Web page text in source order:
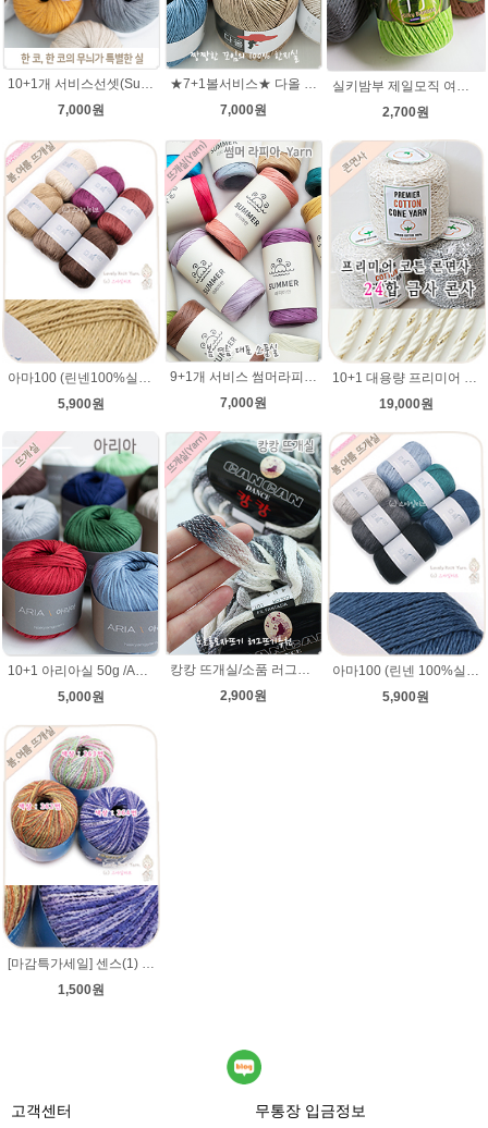
10+1개 서비스선셋(Sunset) 코튼실 Cotton 92% 가방 소품 뜨개실 코바늘실 사계절 모자뜨개실
7,000원
★7+1볼서비스★ 다올 한지실/100% 여름뜨개실/가방실/종이실/매트 바구니 코바늘뜨기
7,000원
2,700원
아마100 (린넨100%실)여름 뜨개실 털실 (뜨게질실) 코바늘 린넨사 가방 미산가 팔찌 햄프끈
5,900원
9+1개 서비스 썸머라피아 50g , 라탄 라피아 모자 가방뜨개실
7,000원
10+1 대용량 프리미어 코튼 대용량 콘사 24합 나염/ 순면 1000g/카드면 순면사 금사 콘사/콘면사/공작표 동방 콘면사/핸들커버뜨기/방석뜨기/차량 커버 시트
19,000원
10+1 아리아실 50g /ARIA 가죽느낌실 아리아 뜨개실/가방뜨개실/모자실/여름실
5,000원
2,900원
5,900원
1,500원
고객센터 무통장 입금정보